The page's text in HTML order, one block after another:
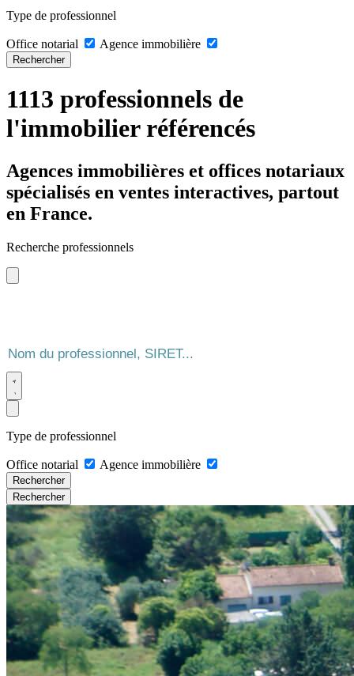
Type de professionnel
Office notarial Agence immobilière
Rechercher
1113 professionnels de
l'immobilier référencés
Agences immobilières et offices notariaux
spécialisés en ventes interactives, partout
en France.
Recherche professionnels
Type de professionnel
Office notarial Agence immobilière
Rechercher
Rechercher